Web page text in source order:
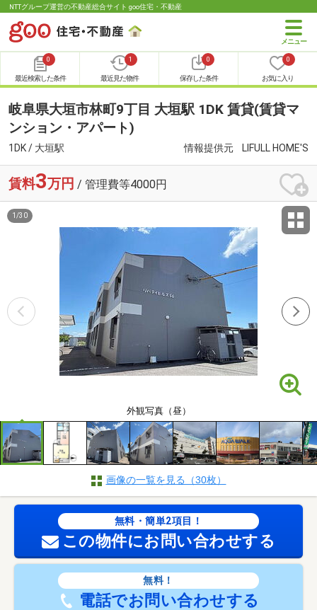
NTTグループ運営の不動産総合サイト goo住宅・不動産
0
最近検索した条件
1
最近見た物件
0
保存した条件
0
お気に入り
岐阜県大垣市林町9丁目 大垣駅 1DK 賃貸(賃貸マ
ンション・アパート)
1DK / 大垣駅 情報提供元 LIFULL HOME'S
賃料3万円 / 管理費等4000円
外観写真（昼）
1 /30
画像の一覧を見る（30枚）
無料・簡単2項目！
この物件にお問い合わせする
無料！
電話でお問い合わせする